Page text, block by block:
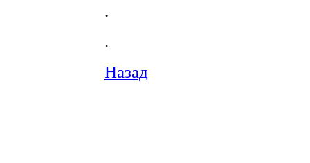
.
.
Назад